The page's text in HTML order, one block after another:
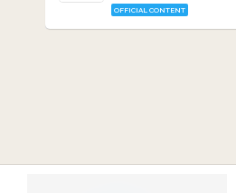
OFFICIAL CONTENT